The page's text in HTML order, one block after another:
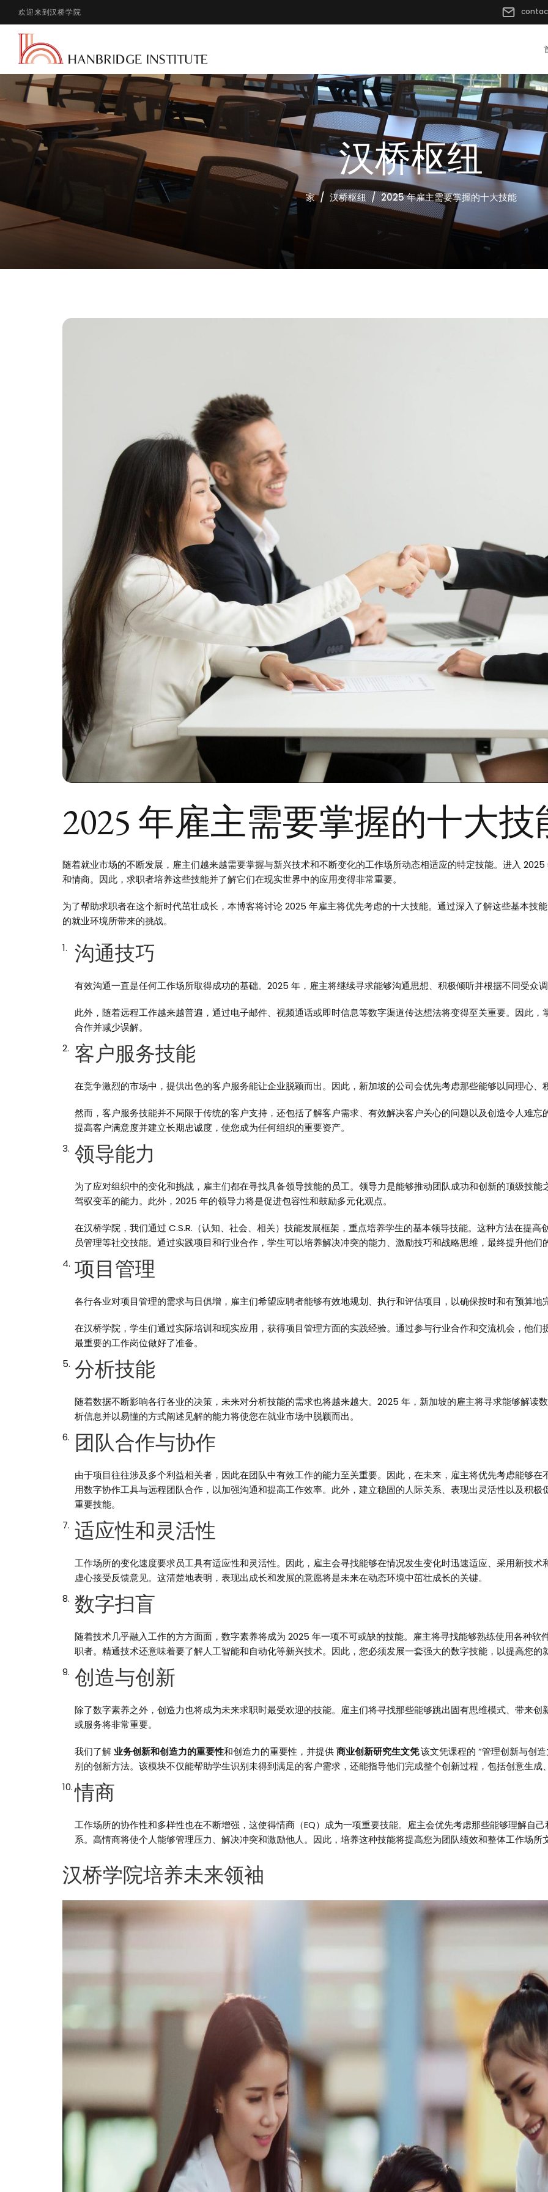
欢迎来到汉桥学院
汉桥枢纽
家 汉桥枢纽 2025 年雇主需要掌握的十大技能
2025 年雇主需要掌握的十大技
随着就业市场的不断发展，雇主们越来越需要掌握与新兴技术和不断变化的工作场所动态相适应的特定技能。进入
和情商。因此，求职者培养这些技能并了解它们在现实世界中的应用变得非常重要。
为了帮助求职者在这个新时代茁壮成长，本博客将讨论 2025 年雇主将优先考虑的十大技能。通过深入了解这些基本技
的就业环境所带来的挑战。
沟通技巧
有效沟通一直是任何工作场所取得成功的基础。2025 年，雇主将继续寻求能够沟通思想、积极倾听并根据不同受众
此外，随着远程工作越来越普遍，通过电子邮件、视频通话或即时信息等数字渠道传达想法将变得至关重要。因此
合作并减少误解。
客户服务技能
在竞争激烈的市场中，提供出色的客户服务能让企业脱颖而出。因此，新加坡的公司会优先考虑那些能够以同理心
然而，客户服务技能并不局限于传统的客户支持，还包括了解客户需求、有效解决客户关心的问题以及创造令人难
提高客户满意度并建立长期忠诚度，使您成为任何组织的重要资产。
领导能力
为了应对组织中的变化和挑战，雇主们都在寻找具备领导技能的员工。领导力是能够推动团队成功和创新的顶级技
驾驭变革的能力。此外，2025 年的领导力将是促进包容性和鼓励多元化观点。
在汉桥学院，我们通过 C.S.R.（认知、社会、相关）技能发展框架，重点培养学生的基本领导技能。这种方法在提
员管理等社交技能。通过实践项目和行业合作，学生可以培养解决冲突的能力、激励技巧和战略思维，最终提升他们
项目管理
各行各业对项目管理的需求与日俱增，雇主们希望应聘者能够有效地规划、执行和评估项目，以确保按时和有预算地
在汉桥学院，学生们通过实际培训和现实应用，获得项目管理方面的实践经验。通过参与行业合作和交流机会，他
最重要的工作岗位做好了准备。
分析技能
随着数据不断影响各行各业的决策，未来对分析技能的需求也将越来越大。2025 年，新加坡的雇主将寻求能够解读
析信息并以易懂的方式阐述见解的能力将使您在就业市场中脱颖而出。
团队合作与协作
由于项目往往涉及多个利益相关者，因此在团队中有效工作的能力至关重要。因此，在未来，雇主将优先考虑能够
用数字协作工具与远程团队合作，以加强沟通和提高工作效率。此外，建立稳固的人际关系、表现出灵活性以及积
重要技能。
适应性和灵活性
工作场所的变化速度要求员工具有适应性和灵活性。因此，雇主会寻找能够在情况发生变化时迅速适应、采用新技
虚心接受反馈意见。这清楚地表明，表现出成长和发展的意愿将是未来在动态环境中茁壮成长的关键。
数字扫盲
随着技术几乎融入工作的方方面面，数字素养将成为 2025 年一项不可或缺的技能。雇主将寻找能够熟练使用各种
职者。精通技术还意味着要了解人工智能和自动化等新兴技术。因此，您必须发展一套强大的数字技能，以提高您
创造与创新
除了数字素养之外，创造力也将成为未来求职时最受欢迎的技能。雇主们将寻找那些能够跳出固有思维模式、带来
或服务将非常重要。
我们了解业务创新和创造力的重要性和创造力的重要性，并提供商业创新研究生文凭.该文凭课程的 “管理创新与创
别的创新方法。该模块不仅能帮助学生识别未得到满足的客户需求，还能指导他们完成整个创新过程，包括创意生成
情商
工作场所的协作性和多样性也在不断增强，这使得情商（EQ）成为一项重要技能。雇主会优先考虑那些能够理解自
系。高情商将使个人能够管理压力、解决冲突和激励他人。因此，培养这种技能将提高您为团队绩效和整体工作场所
汉桥学院培养未来领袖